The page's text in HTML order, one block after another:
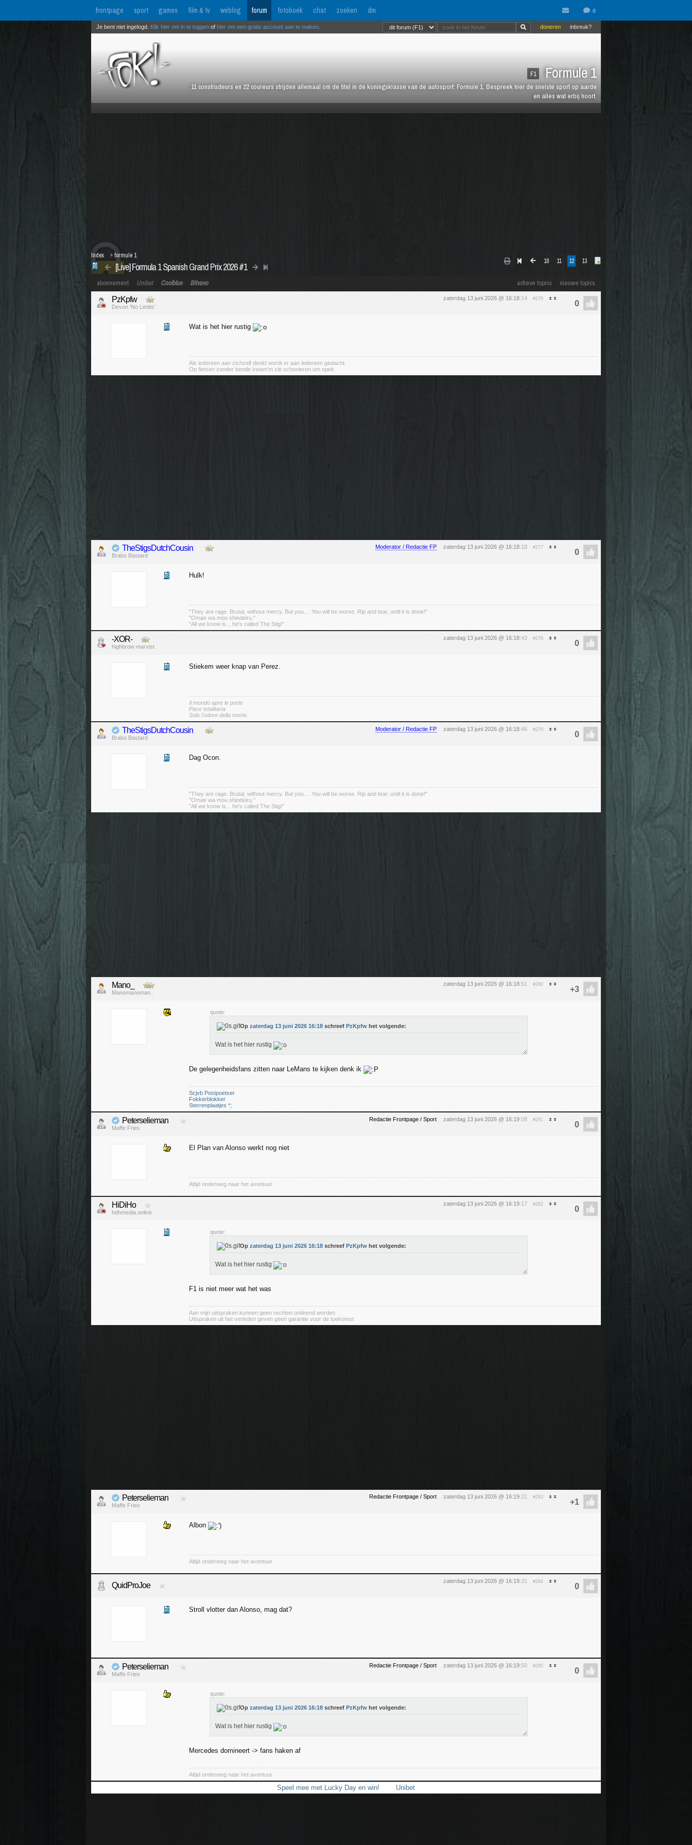
frontpage sport games film & tv weblog forum fotoboek chat zoeken dm
F1 Formule 1
11 constructeurs en 22 coureurs strijden allemaal om de titel in de koningsklasse van de autosport: Formule 1. Bespreek hier de snelste sport op aarde
en alles wat erbij hoort.
inbreuk?
doneren
Je bent niet ingelogd. Klik hier om in te loggen of hier om een gratis account aan te maken
10 11 12 13
[Live] Formula 1 Spanish Grand Prix 2026 #1
Index »formule 1
actieve topics nieuwe topics
abonnement Unibet Coolblue Bitvavo
zaterdag 13 juni 2026 @ 16:18:14 #276
PzKpfw
Devon 'No Limits'
Wat is het hier rustig
Als iedereen aan zichzelf denkt wordt er aan iedereen gedacht.
Op fietsen zonder bende kwam'm zie schooieren um spek
Moderator / Redactie FP zaterdag 13 juni 2026 @ 16:18:18 #277
TheStigsDutchCousin
Brabo Bastard
Hulk!
"They are rage. Brutal, without mercy. But you.... You will be worse. Rip and tear, until it is done!"
"Omae wa mou shindeiru."
"All we know is... he's called The Stig!"
zaterdag 13 juni 2026 @ 16:18:43 #278
-XOR-
highbrow marxist
Stiekem weer knap van Perez.
Il mondo apre le porte
Pace totalitaria
Solo l'odore della morte.
Moderator / Redactie FP zaterdag 13 juni 2026 @ 16:18:46 #279
TheStigsDutchCousin
Brabo Bastard
Dag Ocon.
"They are rage. Brutal, without mercy. But you.... You will be worse. Rip and tear, until it is done!"
"Omae wa mou shindeiru."
"All we know is... he's called The Stig!"
zaterdag 13 juni 2026 @ 16:18:51 #280
Mano_
Manomanoman..
quote:
Op zaterdag 13 juni 2026 16:18 schreef PzKpfw het volgende:
Wat is het hier rustig
De gelegenheidsfans zitten naar LeMans te kijken denk ik
Scjvb Postpoetser
Fokkerblokker
Sterrenplaatjes *;
Redactie Frontpage / Sport zaterdag 13 juni 2026 @ 16:19:08 #281
Peterselieman
Maffe Fries
El Plan van Alonso werkt nog niet
Altijd onderweg naar het avontuur
zaterdag 13 juni 2026 @ 16:19:17 #282
HiDiHo
hdhmedia.online
quote:
Op zaterdag 13 juni 2026 16:18 schreef PzKpfw het volgende:
Wat is het hier rustig
F1 is niet meer wat het was
Aan mijn uitspraken kunnen geen rechten ontleend worden
Uitspraken uit het verleden geven geen garantie voor de toekomst
Redactie Frontpage / Sport zaterdag 13 juni 2026 @ 16:19:21 #283
Peterselieman
Maffe Fries
Albon
Altijd onderweg naar het avontuur
zaterdag 13 juni 2026 @ 16:19:31 #284
QuidProJoe
Stroll vlotter dan Alonso, mag dat?
Redactie Frontpage / Sport zaterdag 13 juni 2026 @ 16:19:50 #285
Peterselieman
Maffe Fries
quote:
Op zaterdag 13 juni 2026 16:18 schreef PzKpfw het volgende:
Wat is het hier rustig
Mercedes domineert -> fans haken af
Altijd onderweg naar het avontuur
Speel mee met Lucky Day en win! Unibet